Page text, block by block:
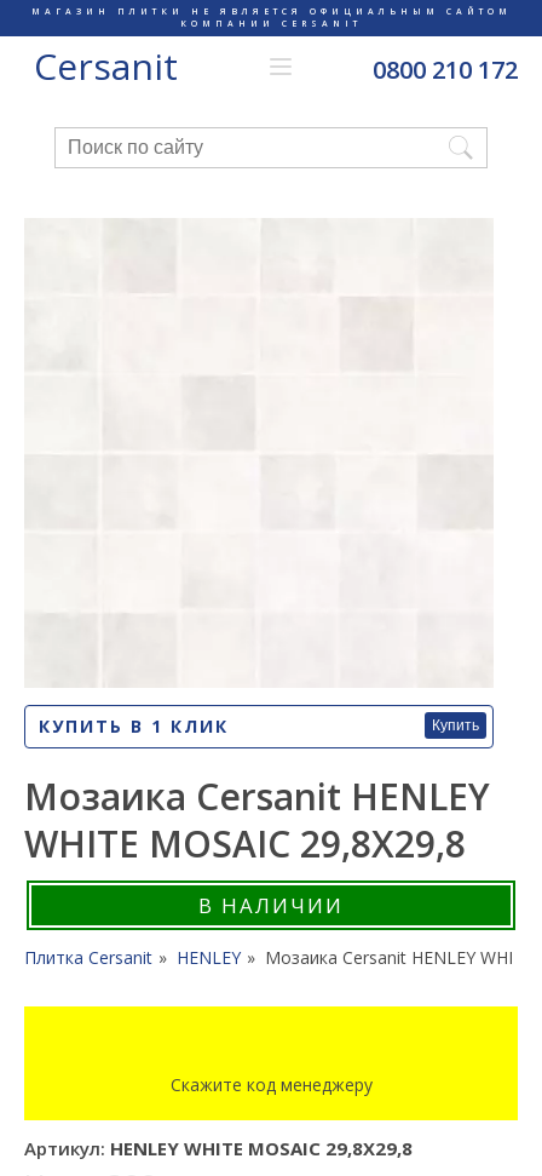
МАГАЗИН ПЛИТКИ НЕ ЯВЛЯЕТСЯ ОФИЦИАЛЬНЫМ САЙТОМ
КОМПАНИИ CERSANIT
Cersanit 0800 210 172
КУПИТЬ В 1 КЛИК Купить
Мозаика Cersanit HENLEY
WHITE MOSAIC 29,8X29,8
В НАЛИЧИИ
Плитка Cersanit HENLEY Мозаика Cersanit HENLEY WHITE
Скажите код менеджеру
Артикул: HENLEY WHITE MOSAIC 29,8X29,8